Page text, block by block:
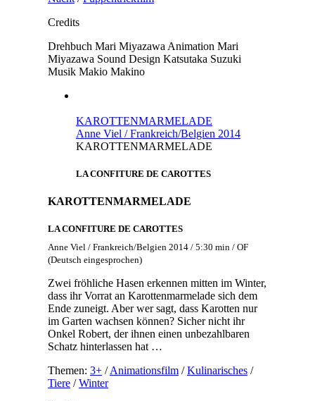
Credits
Drehbuch Mari Miyazawa Animation Mari
Miyazawa Sound Design Katsutaka Suzuki
Musik Makio Makino
KAROTTENMARMELADE
Anne Viel / Frankreich/Belgien 2014
KAROTTENMARMELADE
LA CONFITURE DE CAROTTES
KAROTTENMARMELADE
LA CONFITURE DE CAROTTES
Anne Viel / Frankreich/Belgien 2014 / 5:30 min / OF
(Deutsch eingesprochen)
Zwei fröhliche Hasen erkennen mitten im Winter,
dass ihr Vorrat an Karottenmarmelade sich dem
Ende zuneigt. Aber wer sagt, dass Karotten nur
im Garten wachsen können? Sicher nicht ihr
Onkel Robert, der ihnen einen unbezahlbaren
Schatz hinterlassen hat …
Themen: 3+/Animationsfilm/Kulinarisches/
Tiere/Winter